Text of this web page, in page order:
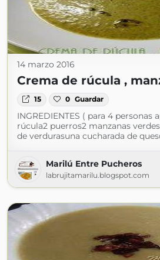
14 marzo 2016
Crema de rúcula ,
15 0 Guardar
INGREDIENTES ( para 4 personas
rúcula2 puerros2 manzanas
de verdurasuna cucharada de
Marilú Entre Pucheros
labrujitamarilu.blogspot.com